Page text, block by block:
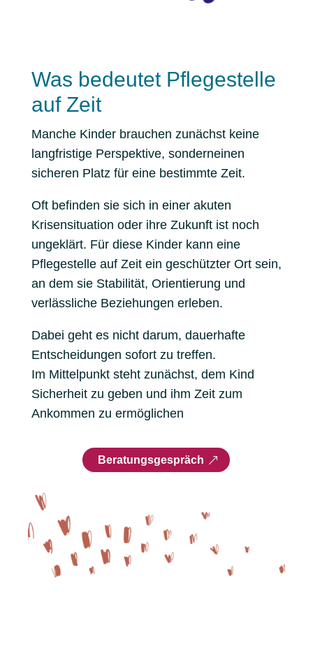
Was bedeutet Pflegestelle
auf Zeit
Manche Kinder brauchen zunächst keine
langfristige Perspektive, sonderneinen
sicheren Platz für eine bestimmte Zeit.
Oft befinden sie sich in einer akuten
Krisensituation oder ihre Zukunft ist noch
ungeklärt. Für diese Kinder kann eine
Pflegestelle auf Zeit ein geschützter Ort sein,
an dem sie Stabilität, Orientierung und
verlässliche Beziehungen erleben.
Dabei geht es nicht darum, dauerhafte
Entscheidungen sofort zu treffen.
Im Mittelpunkt steht zunächst, dem Kind
Sicherheit zu geben und ihm Zeit zum
Ankommen zu ermöglichen
Beratungsgespräch